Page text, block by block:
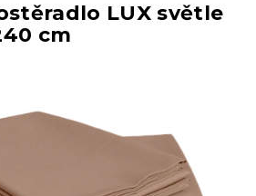
LUX světle
cm